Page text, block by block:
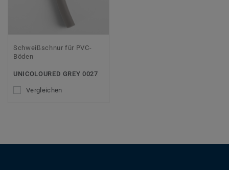
Schweißschnur für PVC-
Böden
UNICOLOURED GREY 0027
Vergleichen